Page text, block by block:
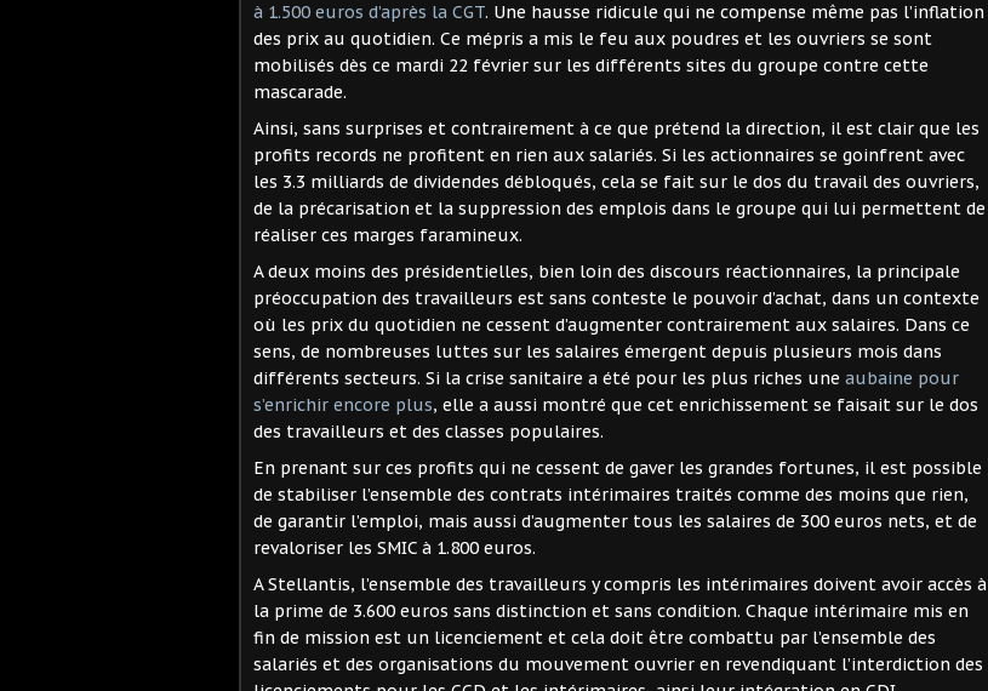
à 1.500 euros d’après la CGT. Une hausse ridicule qui ne compense même pas l’inflation
des prix au quotidien. Ce mépris a mis le feu aux poudres et les ouvriers se sont
mobilisés dès ce mardi 22 février sur les différents sites du groupe contre cette
mascarade.
Ainsi, sans surprises et contrairement à ce que prétend la direction, il est clair que les
profits records ne profitent en rien aux salariés. Si les actionnaires se goinfrent avec
les 3.3 milliards de dividendes débloqués, cela se fait sur le dos du travail des ouvriers,
de la précarisation et la suppression des emplois dans le groupe qui lui permettent de
réaliser ces marges faramineux.
A deux moins des présidentielles, bien loin des discours réactionnaires, la principale
préoccupation des travailleurs est sans conteste le pouvoir d’achat, dans un contexte
où les prix du quotidien ne cessent d’augmenter contrairement aux salaires. Dans ce
sens, de nombreuses luttes sur les salaires émergent depuis plusieurs mois dans
différents secteurs. Si la crise sanitaire a été pour les plus riches une aubaine pour
s’enrichir encore plus, elle a aussi montré que cet enrichissement se faisait sur le dos
des travailleurs et des classes populaires.
En prenant sur ces profits qui ne cessent de gaver les grandes fortunes, il est possible
de stabiliser l’ensemble des contrats intérimaires traités comme des moins que rien,
de garantir l’emploi, mais aussi d’augmenter tous les salaires de 300 euros nets, et de
revaloriser les SMIC à 1.800 euros.
A Stellantis, l’ensemble des travailleurs y compris les intérimaires doivent avoir accès à
la prime de 3.600 euros sans distinction et sans condition. Chaque intérimaire mis en
fin de mission est un licenciement et cela doit être combattu par l’ensemble des
salariés et des organisations du mouvement ouvrier en revendiquant l’interdiction des